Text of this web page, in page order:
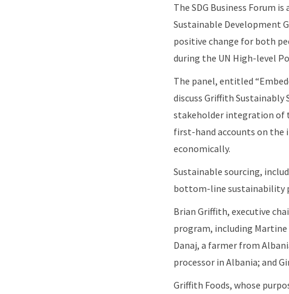
The SDG Business Forum
Sustainable Development
positive change for both
during the UN High-level
The panel, entitled
discuss Griffith
stakeholder integration of
first-hand accounts on the
economically.
Sustainable sourcing,
bottom-line sustainability
Brian Griffith, executive
program, including
Danaj, a farmer from
processor in Albania; and
Griffith Foods, whose